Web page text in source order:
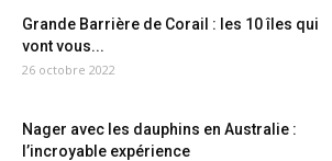
Grande Barrière de Corail : les 10 îles qui
vont vous...
26 octobre 2022
Nager avec les dauphins en Australie :
l’incroyable expérience